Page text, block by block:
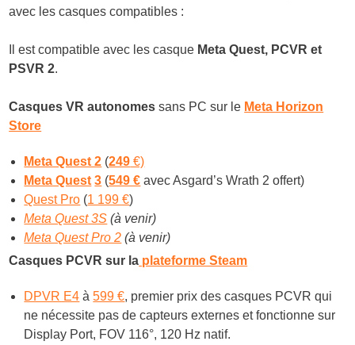
avec les casques compatibles :
Il est compatible avec les casque Meta Quest, PCVR et
PSVR 2.
Casques VR autonomes sans PC sur le Meta Horizon
Store
Meta Quest 2 (249 €)
Meta Quest 3 (549 € avec Asgard’s Wrath 2 offert)
Quest Pro (1 199 €)
Meta Quest 3S (à venir)
Meta Quest Pro 2 (à venir)
Casques PCVR sur la plateforme Steam
DPVR E4 à599 €, premier prix des casques PCVR qui
ne nécessite pas de capteurs externes et fonctionne sur
Display Port, FOV 116°, 120 Hz natif.